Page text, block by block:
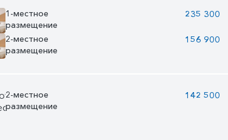
1-местное
размещение
235 300
2-местное
размещение
156 900
2-местное
размещение
142 500